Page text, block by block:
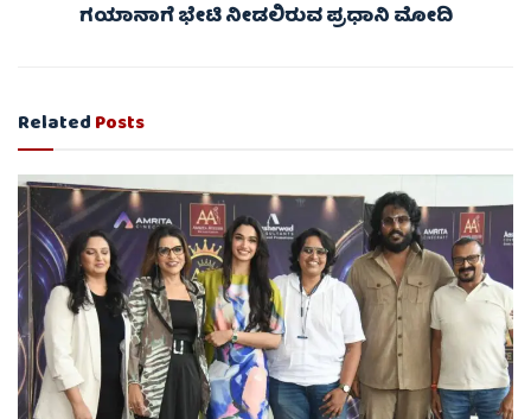
ಗಯಾನಾಗೆ ಭೇಟಿ ನೀಡಲಿರುವ ಪ್ರಧಾನಿ ಮೋದಿ
RelatedPosts